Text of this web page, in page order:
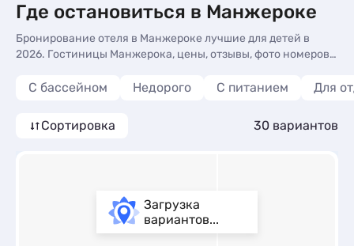
Где остановиться в Манжероке
Бронирование отеля в Манжероке лучшие для детей в
2026. Гостиницы Манжерока, цены, отзывы, фото номеров,
С бассейном Недорого С питанием Для
Сортировка 30 вариантов
Загрузка
вариантов...